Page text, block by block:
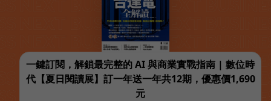
一鍵訂閱，解鎖最完整的 AI 與商業實戰指南 | 數位時
代【夏日閱讀展】訂一年送一年共12期，優惠價1,690
元